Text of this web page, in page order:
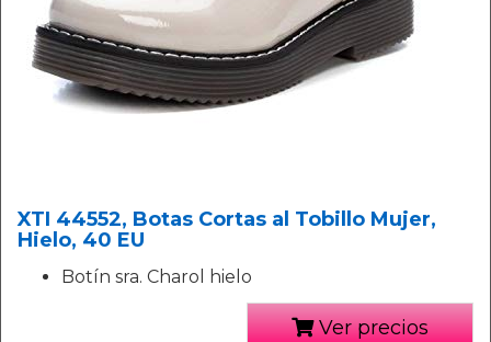
XTI 44552, Botas Cortas al Tobillo Mujer,
Hielo, 40 EU
Botín sra. Charol hielo
Ver precios